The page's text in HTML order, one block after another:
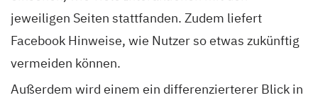
jeweiligen Seiten stattfanden. Zudem liefert
Facebook Hinweise, wie Nutzer so etwas zukünftig
vermeiden können.
Außerdem wird einem ein differenzierterer Blick in